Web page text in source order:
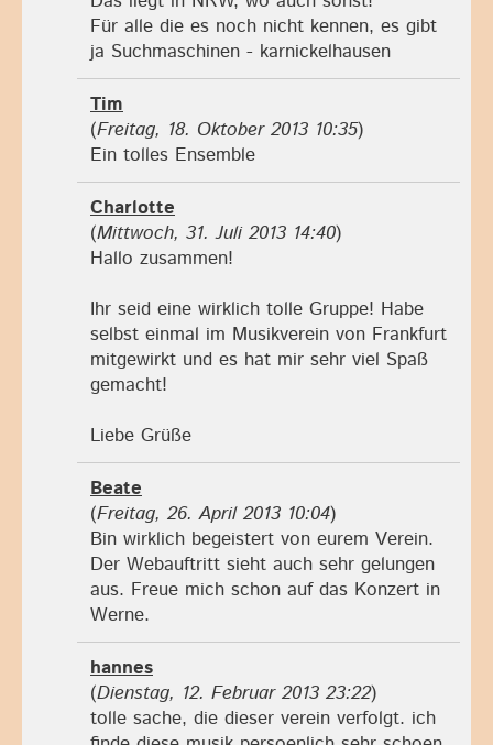
Für alle die es noch nicht kennen, es gibt
ja Suchmaschinen - karnickelhausen
Tim
(Freitag, 18. Oktober 2013 10:35)
Ein tolles Ensemble
Charlotte
(Mittwoch, 31. Juli 2013 14:40)
Hallo zusammen!
Ihr seid eine wirklich tolle Gruppe! Habe
selbst einmal im Musikverein von Frankfurt
mitgewirkt und es hat mir sehr viel Spaß
gemacht!
Liebe Grüße
Beate
(Freitag, 26. April 2013 10:04)
Bin wirklich begeistert von eurem Verein.
Der Webauftritt sieht auch sehr gelungen
aus. Freue mich schon auf das Konzert in
Werne.
hannes
(Dienstag, 12. Februar 2013 23:22)
tolle sache, die dieser verein verfolgt. ich